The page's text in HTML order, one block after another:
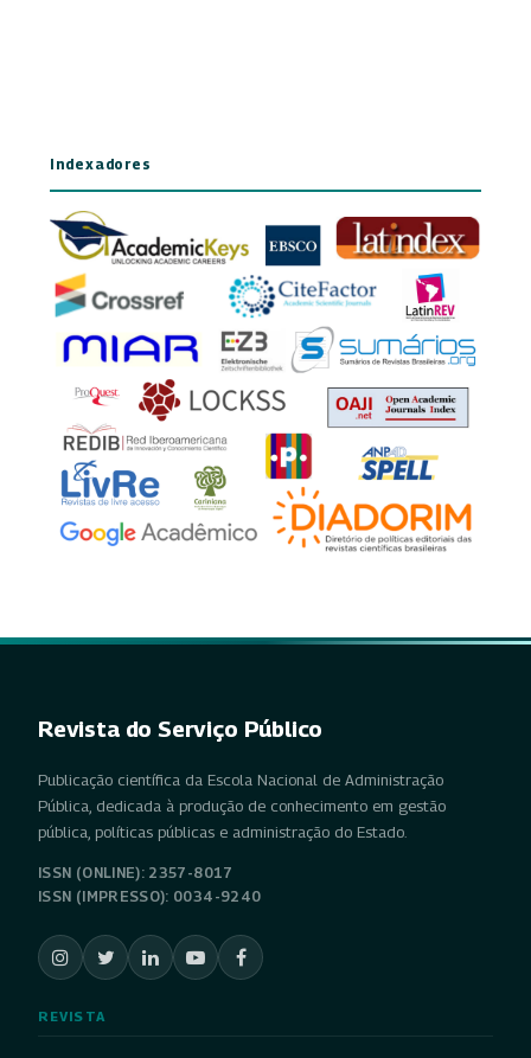
Indexadores
Revista do Serviço Público
Publicação científica da Escola Nacional de Administração
Pública, dedicada à produção de conhecimento em gestão
pública, políticas públicas e administração do Estado.
ISSN (ONLINE): 2357-8017
ISSN (IMPRESSO): 0034-9240
REVISTA